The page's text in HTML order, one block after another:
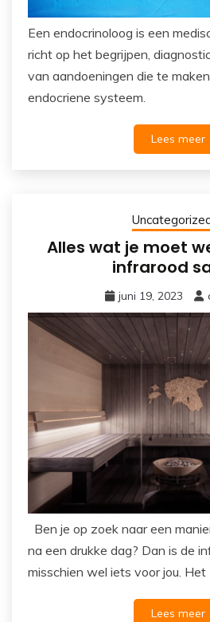
Een endocrinoloog is een
richt op het begrijpen,
van aandoeningen die te
endocriene systeem.
Lees meer
Alles wat je moet
infrarood
juni 19, 2023
Ben je op zoek naar een
na een drukke dag? Dan is de
misschien wel iets voor jou. Het
Lees meer